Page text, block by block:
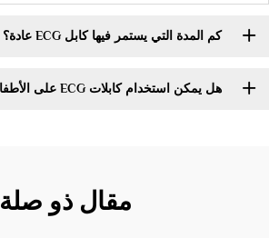
كم المدة التي يستمر فيها كابل ECG عادة؟
هل يمكن استخدام كابلات ECG على الأطفال؟
مقال ذو صلة